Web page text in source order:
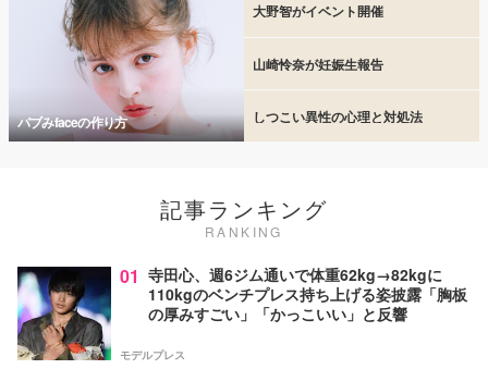
バブみfaceの作り方
大野智がイベント開催
山崎怜奈が妊娠生報告
しつこい異性の心理と対処法
記事ランキング
RANKING
01 寺田心、週6ジム通いで体重62kg→82kgに
110kgのベンチプレス持ち上げる姿披露「胸板
の厚みすごい」「かっこいい」と反響
モデルプレス